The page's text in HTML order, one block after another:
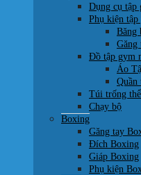
Quay trở lại cửa hàng
Dụng cụ tập
Phụ kiện tập
Băng
Găng
Đồ tập gym
Áo
Quần
Túi trống
Chạy bộ
Boxing
Găng tay
Đích Boxing
Giáp Boxing
Phụ kiện